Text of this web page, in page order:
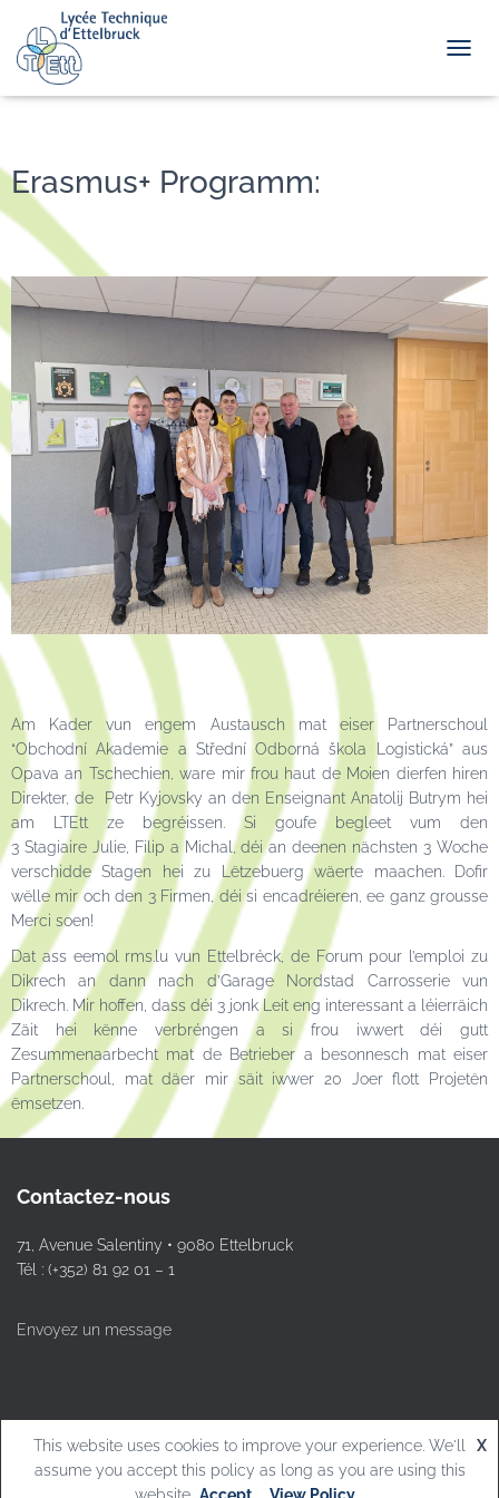
Erasmus+ Programm:
Am Kader vun engem Austausch mat eiser Partnerschoul
“Obchodní Akademie a Střední Odborná škola Logistická”aus
Opava an Tschechien, ware mir frou haut de Moien dierfen hiren
Direkter, de Petr Kyjovsky an den Enseignant Anatolij Butrym hei
am LTEtt ze begréissen. Si goufe begleet vum den
3 Stagiaire Julie, Filip a Michal, déi an deenen nächsten 3 Woche
verschidde Stagen hei zu Lëtzebuerg wäerte maachen. Dofir
wëlle mir och den 3 Firmen, déisi encadréieren, ee ganz grousse
Merci soen!
Dat ass eemol rms.lu vun Ettelbréck, de Forum pour l’emploi zu
Dikrech an dann nach d’Garage Nordstad Carrosserie vun
Dikrech. Mir hoffen, dass déi 3 jonk Leit eng interessant a léierräich
Zäit hei kënne verbréngen a si frou iwwert déi gutt
Zesummenaarbecht mat de Betrieber a besonnesch mat eiser
Partnerschoul, mat däer mir säit iwwer 20 Joer flott Projetën
ëmsetzen.
Contactez-nous
71, Avenue Salentiny • 9080 Ettelbruck
Tél : (+352) 81 92 01 – 1
Envoyez un message
© L.T.Ettelbruck
This website uses cookies to improve your experience. We'll
assume you accept this policy as long as you are using this
X